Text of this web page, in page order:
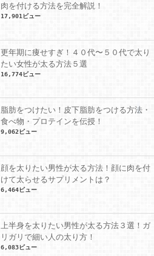
肉を付ける方法を完全解説！
17,901ビュー
更年期に痩せすぎ！４０代〜５０代で太り
たい女性が太る方法５選
16,774ビュー
脂肪をつけたい！皮下脂肪をつける方法・
食べ物・プロテインを伝授！
9,062ビュー
顔を太りたい男性が太る方法！顔に肉を付
けて太らせるサプリメントは？
6,464ビュー
上半身を太りたい男性が太る方法３選！ガ
リガリで細い人の太り方！
6,083ビュー